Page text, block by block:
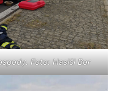
Foto: Hasiči Bor